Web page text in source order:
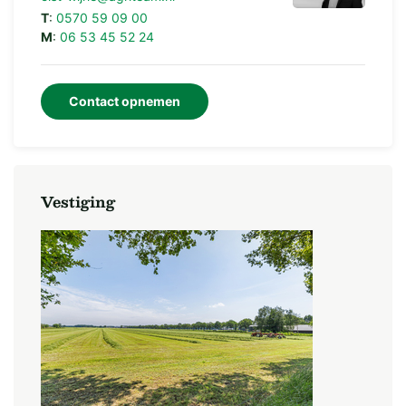
eerder als koop onvoorwaardelijk is
Notaris: Bentum Nijboer Notarissen te Ommen
Het staat u vrij het perceel te betreden / te
T: 0570 59 09 00
M: 06 53 45 52 24
Contact opnemen
Vestiging